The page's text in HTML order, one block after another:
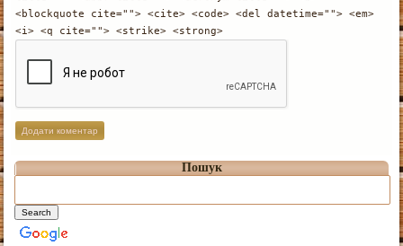
<blockquote cite=""> <cite> <code> <del datetime=""> <em>
<i> <q cite=""> <strike> <strong>
Пошук